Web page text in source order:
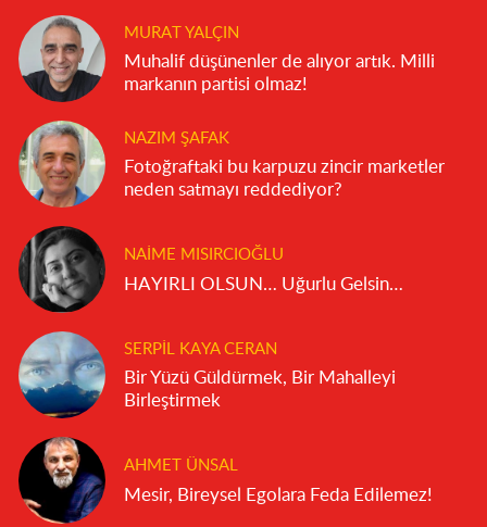
MURAT YALÇIN
Muhalif düşünenler de alıyor artık. Milli
markanın partisi olmaz!
NAZIM ŞAFAK
Fotoğraftaki bu karpuzu zincir marketler
neden satmayı reddediyor?
NAIME MISIRCIOĞLU
HAYIRLI OLSUN… Uğurlu Gelsin…
SERPIL KAYA CERAN
Bir Yüzü Güldürmek, Bir Mahalleyi
Birleştirmek
AHMET ÜNSAL
Mesir, Bireysel Egolara Feda Edilemez!